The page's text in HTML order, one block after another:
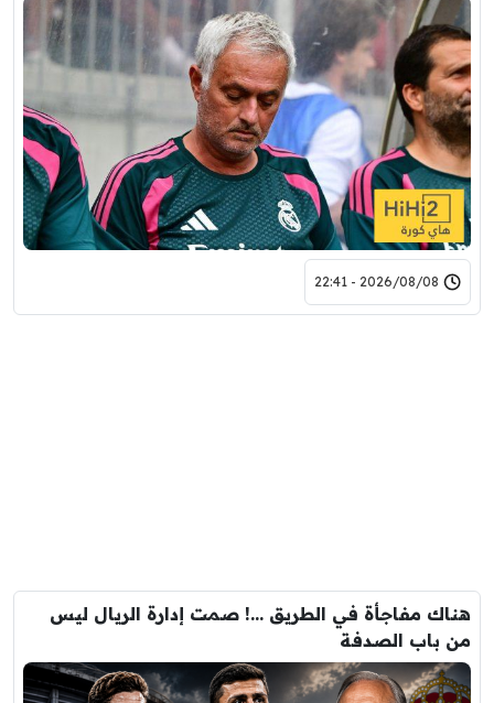
2026/08/08 - 22:41
هناك مفاجأة في الطريق …! صمت إدارة الريال ليس
من باب الصدفة